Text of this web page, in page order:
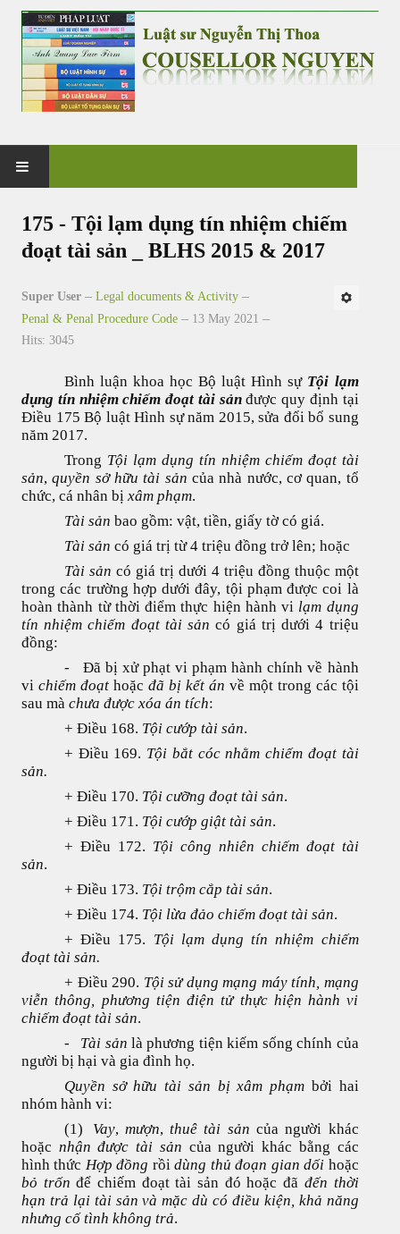
PRACTICE
G&V CO., LTD
NEWS & EVENT
CASES & CLIENTS
ATTORNEY AT LAW
ANH QUANG LAW FIRM
175 - Tội lạm dụng tín nhiệm chiếm
đoạt tài sản _ BLHS 2015 & 2017
Super User
Legal documents & Activity
Penal & Penal Procedure Code
13 May 2021
Hits: 3045
Bình luận khoa học Bộ luật Hình sự Tội lạm
dụng tín nhiệm chiếm đoạt tài sảnđược quy định tại
Điều 175 Bộ luật Hình sự năm 2015, sửa đổi bổ sung
năm 2017.
Trong Tội lạm dụng tín nhiệm chiếm đoạt tài
sản,quyền sở hữu tài sản của nhà nước, cơ quan, tổ
chức, cá nhân bị xâm phạm.
Tài sản bao gồm: vật, tiền, giấy tờ có giá.
Tài sản có giá trị từ 4 triệu đồng trở lên; hoặc
Tài sản có giá trị dưới 4 triệu đồng thuộc một
trong các trường hợp dưới đây, tội phạm được coi là
hoàn thành từ thời điểm thực hiện hành vi lạm dụng
tín nhiệm chiếm đoạt tài sản có giá trị dưới 4 triệu
đồng:
-
Đã bị xử phạt vi phạm hành chính về hành
vi chiếm đoạthoặc đã bị kết án về một trong các tội
sau mà chưa được xóa án tích:
+ Điều 168. Tội cướp tài sản.
+ Điều 169. Tội bắt cóc nhằm chiếm đoạt tài
sản.
+ Điều 170. Tội cưỡng đoạt tài sản.
+ Điều 171. Tội cướp giật tài sản.
+ Điều 172. Tội công nhiên chiếm đoạt tài
sản.
+ Điều 173. Tội trộm cắp tài sản.
+ Điều 174. Tội lừa đảo chiếm đoạt tài sản.
+ Điều 175. Tội lạm dụng tín nhiệm chiếm
đoạt tài sản.
+ Điều 290. Tội sử dụng mạng máy tính, mạng
viễn thông, phương tiện điện tử thực hiện hành vi
chiếm đoạt tài sản.
-
Tài sản là phương tiện kiếm sống chính của
người bị hại và gia đình họ.
Quyền sở hữu tài sản bị xâm phạm bởi hai
nhóm hành vi:
(1)
Vay, mượn,thuê tài sản của người khác
hoặc nhận được tài sản của người khác bằng các
hình thức Hợp đồng rồidùng thủ đoạn gian dối hoặc
bỏ trốn để chiếm đoạt tài sản đó hoặc đã đến thời
hạn trả lại tài sản và mặc dù có điều kiện, khả năng
nhưng cố tình không trả.